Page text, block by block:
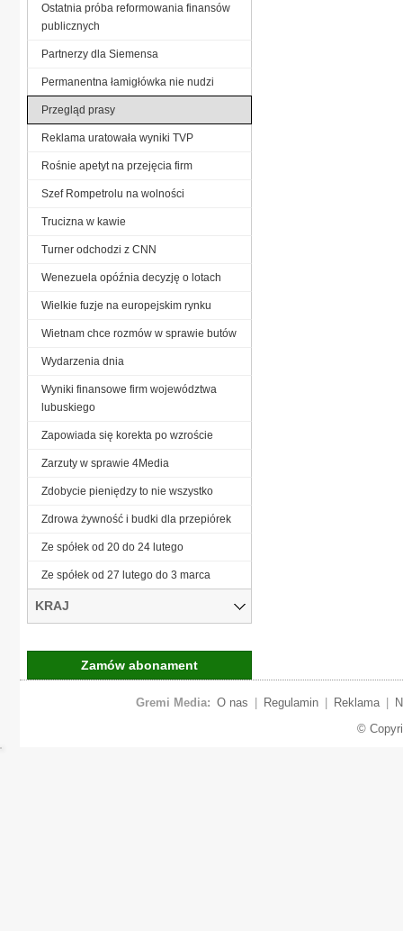
Ostatnia próba reformowania finansów
publicznych
Partnerzy dla Siemensa
Permanentna łamigłówka nie nudzi
Przegląd prasy
Reklama uratowała wyniki TVP
Rośnie apetyt na przejęcia firm
Szef Rompetrolu na wolności
Trucizna w kawie
Turner odchodzi z CNN
Wenezuela opóźnia decyzję o lotach
Wielkie fuzje na europejskim rynku
Wietnam chce rozmów w sprawie butów
Wydarzenia dnia
Wyniki finansowe firm województwa
lubuskiego
Zapowiada się korekta po wzroście
Zarzuty w sprawie 4Media
Zdobycie pieniędzy to nie wszystko
Zdrowa żywność i budki dla przepiórek
Ze spółek od 20 do 24 lutego
Ze spółek od 27 lutego do 3 marca
KRAJ
Zamów abonament
Gremi Media: O nas Regulamin Reklama
©